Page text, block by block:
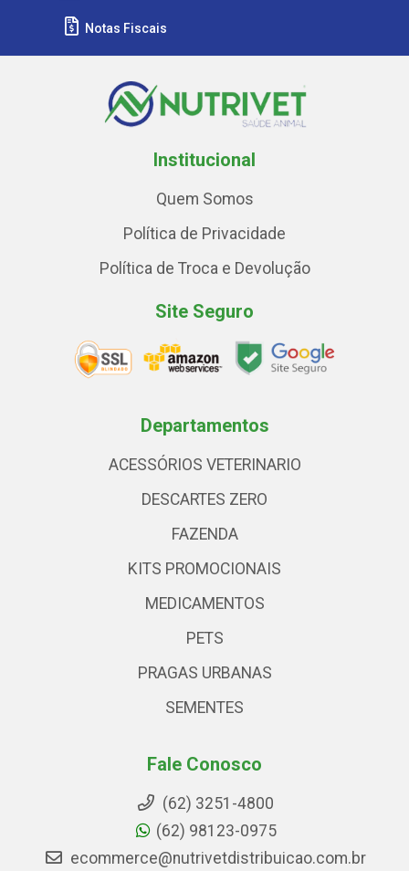
Notas Fiscais
Institucional
Quem Somos
Política de Privacidade
Política de Troca e Devolução
Site Seguro
Departamentos
ACESSÓRIOS VETERINARIO
DESCARTES ZERO
FAZENDA
KITS PROMOCIONAIS
MEDICAMENTOS
PETS
PRAGAS URBANAS
SEMENTES
Fale Conosco
(62) 3251-4800
(62) 98123-0975
ecommerce@nutrivetdistribuicao.com.br